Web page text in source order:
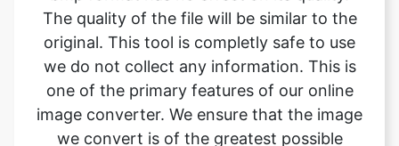
one of the primary features of our online
image converter. We ensure that the image
we convert is of the greatest possible
quality.